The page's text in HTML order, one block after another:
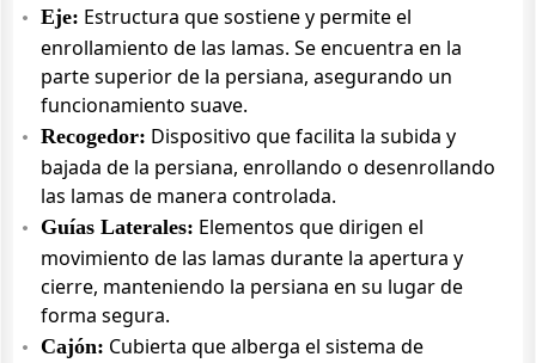
Eje: Estructura que sostiene y permite el
enrollamiento de las lamas. Se encuentra en la
parte superior de la persiana, asegurando un
funcionamiento suave.
Recogedor: Dispositivo que facilita la subida y
bajada de la persiana, enrollando o desenrollando
las lamas de manera controlada.
Guías Laterales: Elementos que dirigen el
movimiento de las lamas durante la apertura y
cierre, manteniendo la persiana en su lugar de
forma segura.
Cajón: Cubierta que alberga el sistema de